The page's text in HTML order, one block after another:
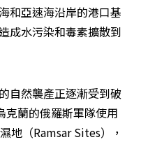
和亞速海沿岸的港口基
成水污染和毒素擴散到
自然襲產正逐漸受到破
克蘭的俄羅斯軍隊使用
地（Ramsar Sites），